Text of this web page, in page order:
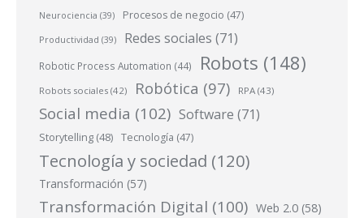
Neurociencia (39) Procesos de negocio (47)
Productividad (39) Redes sociales (71)
Robotic Process Automation (44) Robots (148)
Robots sociales (42) Robótica (97) RPA (43)
Social media (102) Software (71)
Storytelling (48) Tecnología (47)
Tecnología y sociedad (120)
Transformación (57)
Transformación Digital (100) Web 2.0 (58)